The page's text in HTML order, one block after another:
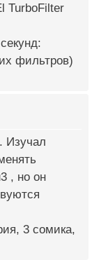
TurboFilter
фильтров)
Изучал
, но он
3 сомика,